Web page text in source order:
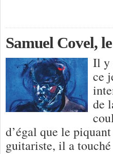
Samuel Covel,
Il y
ce
de
d’égal que le
guitariste, il a